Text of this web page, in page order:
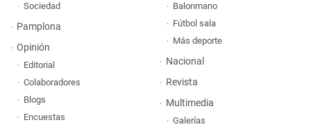
Sociedad
Pamplona
Opinión
Editorial
Colaboradores
Blogs
Encuestas
Balonmano
Fútbol sala
Más deporte
Nacional
Revista
Multimedia
Galerías